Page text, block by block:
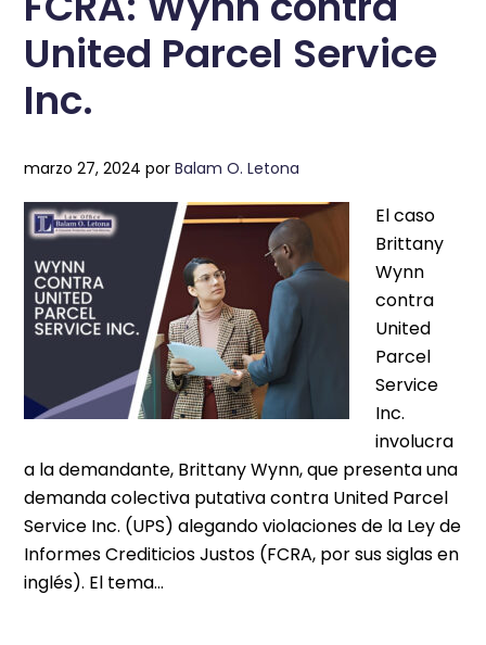
United Parcel Service
Inc.
marzo 27, 2024 porBalam O. Letona
El caso
Brittany
Wynn
contra
United
Parcel
Service
Inc.
involucra
a la demandante, Brittany Wynn, que presenta una
demanda colectiva putativa contra United Parcel
Service Inc. (UPS) alegando violaciones de la Ley de
Informes Crediticios Justos (FCRA, por sus siglas en
inglés). El tema…